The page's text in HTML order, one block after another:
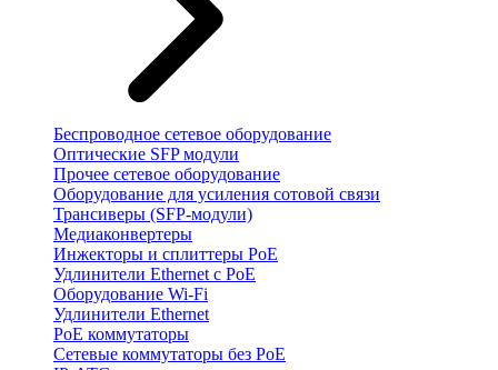
Беспроводное сетевое оборудование
Оптические SFP модули
Прочее сетевое оборудование
Оборудование для усиления сотовой связи
Трансиверы (SFP-модули)
Медиаконвертеры
Инжекторы и сплиттеры PoE
Удлинители Ethernet с PoE
Оборудование Wi-Fi
Удлинители Ethernet
PoE коммутаторы
Сетевые коммутаторы без PoE